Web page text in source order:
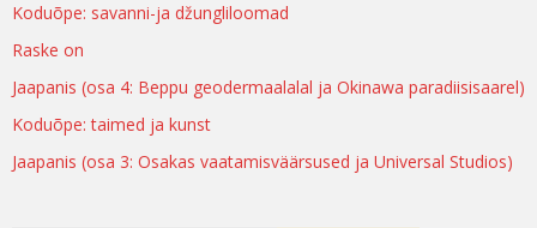
Koduõpe: savanni-ja džungliloomad
Raske on
Jaapanis (osa 4: Beppu geodermaalalal ja Okinawa paradiisisaarel)
Koduõpe: taimed ja kunst
Jaapanis (osa 3: Osakas vaatamisväärsused ja Universal Studios)